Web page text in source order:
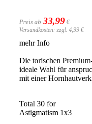
Preis ab 33,99 €
Versandkosten: zzgl. 4,99 €
mehr Info
Die torischen
ideale Wahl für
mit einer
Total 30 for
Astigmatism 1x3